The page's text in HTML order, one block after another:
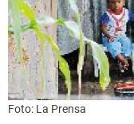
Foto: La Prensa